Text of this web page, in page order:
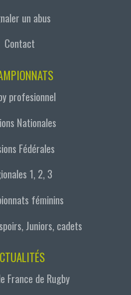
un abus
Contact
profesionnel
Nationales
Fédérales
1, 2, 3
féminins
Juniors, cadets
France de Rugby